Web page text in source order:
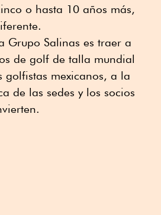
o hasta 10 años más,
Grupo Salinas es traer a
de golf de talla mundial
golfistas mexicanos, a la
de las sedes y los socios